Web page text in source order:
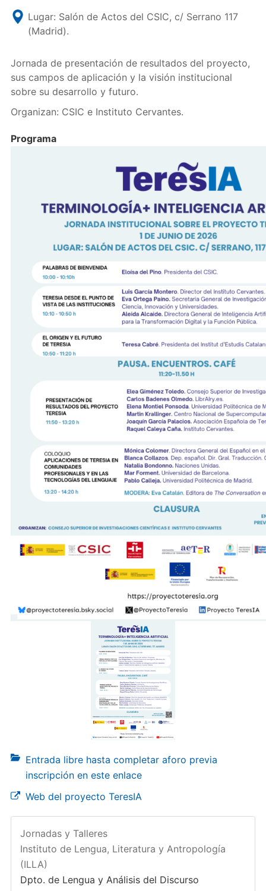
Lugar: Salón de Actos del CSIC, c/ Serrano 117
(Madrid).
Jornada de presentación de resultados del proyecto,
sus campos de aplicación y la visión institucional
sobre su desarrollo y futuro.
Organizan: CSIC e Instituto Cervantes.
Programa
Entrada libre hasta completar aforo previa
inscripción en este enlace
Web del proyecto TeresIA
Jornadas y Talleres
Instituto de Lengua, Literatura y Antropología
(ILLA)
Dpto. de Lengua y Análisis del Discurso